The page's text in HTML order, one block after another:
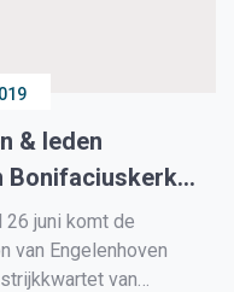
& leden
Bonifaciuskerk
26 juni komt de
van Engelenhoven
van